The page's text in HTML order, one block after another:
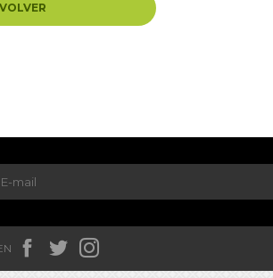
VOLVER
  